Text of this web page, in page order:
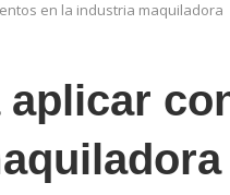
en la industria maquiladora